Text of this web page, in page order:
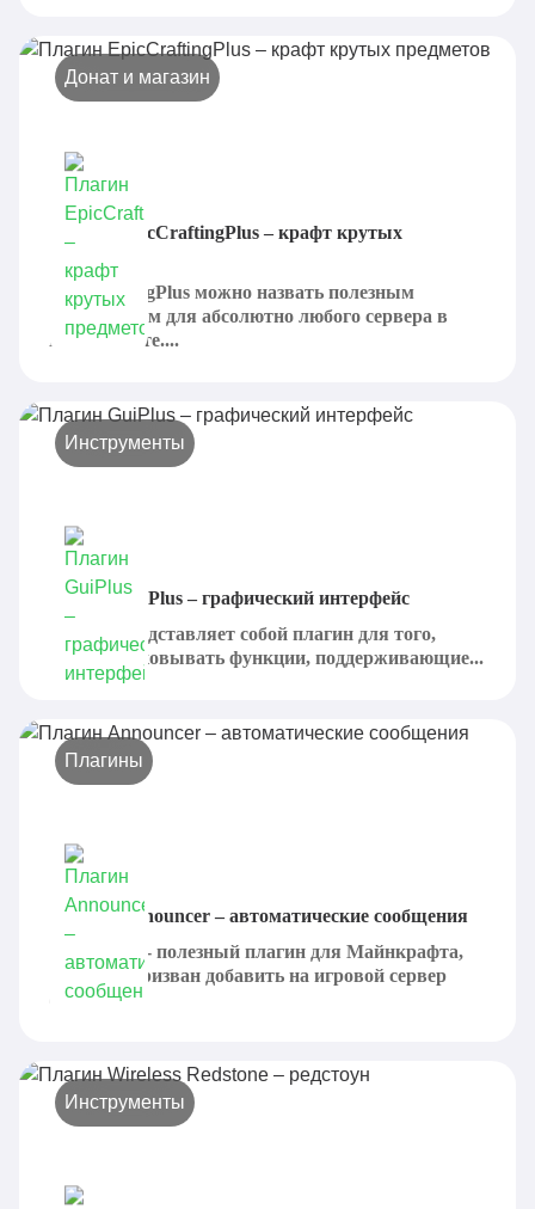
Донат и магазин
Плагин EpicCraftingPlus – крафт крутых
EpicCraftingPlus можно назвать полезным
дополнением для абсолютно любого сервера в
Майнкрафте....
Инструменты
Плагин GuiPlus – графический интерфейс
GuiPlus представляет собой плагин для того,
чтобы упаковывать функции, поддерживающие...
Плагины
Плагин Announcer – автоматические сообщения
Announcer - полезный плагин для Майнкрафта,
который призван добавить на игровой сервер
большое...
Инструменты